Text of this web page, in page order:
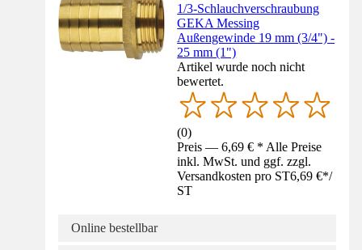
1/3-Schlauchverschraubung
GEKA Messing
Außengewinde 19 mm (3/4") -
25 mm (1")
Artikel wurde noch nicht
bewertet.
(0)
Preis — 6,69 € * Alle Preise
inkl. MwSt. und ggf. zzgl.
Versandkosten pro ST6,69 €*/
ST
Online bestellbar